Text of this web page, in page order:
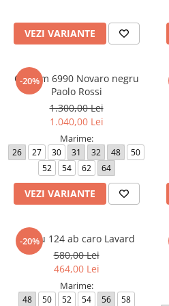
Pardesie
Tricotaje dama
Accesorii dama
Curele dama
Genti dama
Portmonee dama
Esarfe, Fulare dama
Trench
Salopete dama
Hanorace
VEZI VARIANTE
-20%
Costum 6990 Novaro negru
Paolo Rossi
1.300,00 Lei
1.040,00 Lei
Marime:
26 27 30 31 32 48
50
52
54 62 64
VEZI VARIANTE
-20%
Sacou 124 ab caro Lavard
580,00 Lei
464,00 Lei
Marime:
48 50 52 54 56 58